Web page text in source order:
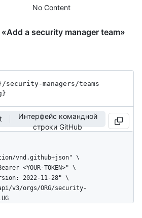
No Content
a security manager team»
/security-managers /teams
Интерфейс командной
строки GitHub